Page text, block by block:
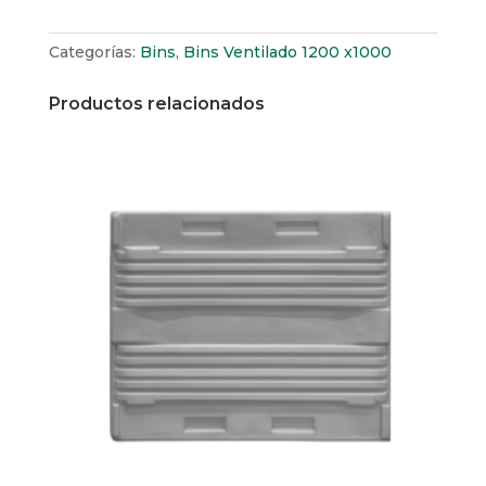
Categorías: Bins, Bins Ventilado 1200 x1000
Productos relacionados